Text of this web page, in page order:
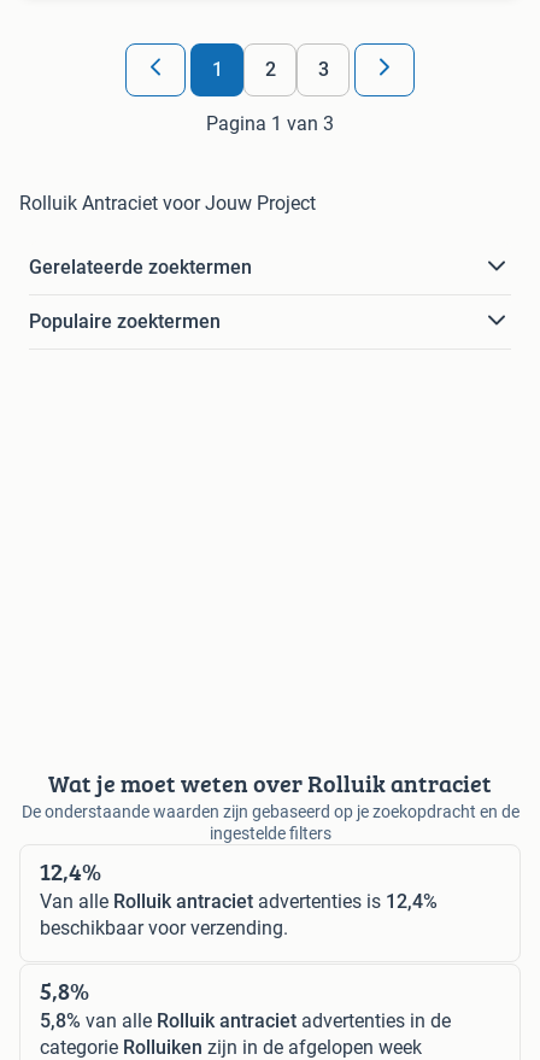
1 2 3
Pagina 1 van 3
Rolluik Antraciet voor Jouw Project
Gerelateerde zoektermen
Populaire zoektermen
Wat je moet weten over Rolluik antraciet
De onderstaande waarden zijn gebaseerd op je zoekopdracht en de
ingestelde filters
12,4%
Van alle Rolluik antraciet advertenties is 12,4%
beschikbaar voor verzending.
5,8%
5,8% van alle Rolluik antraciet advertenties in de
categorie Rolluiken zijn in de afgelopen week